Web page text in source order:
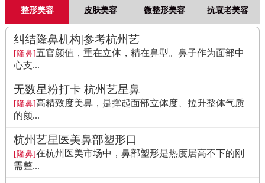
整形美容 皮肤美容 微整形美容 抗衰老美容
纠结隆鼻机构|参考杭州艺
[隆鼻]五官颜值，重在立体，精在鼻型。鼻子作为面部中
心支...
无数星粉打卡 杭州艺星鼻
[隆鼻]高精致度美鼻，是撑起面部立体度、拉升整体气质
的颜...
杭州艺星医美鼻部塑形口
[隆鼻]在杭州医美市场中，鼻部塑形是热度居高不下的刚
需整...